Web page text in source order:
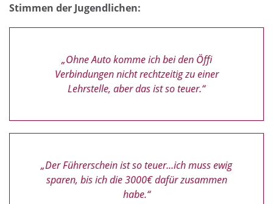
Jugendliche im
Stimmen der Jugendlichen:
„Ohne Auto komme ich bei den Öffi
Verbindungen nicht rechtzeitig zu einer
Lehrstelle, aber das ist so teuer.“
„Der Führerschein ist so teuer...ich muss ewig
sparen, bis ich die 3000€ dafür zusammen
habe.“